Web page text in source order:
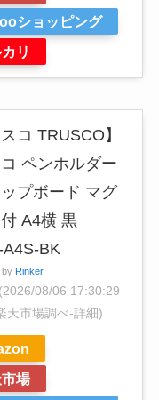
ショッピング
リ
スコ TRUSCO】
コ ペンホルダー
プボード マグ
A4横 黒
BK
by Rinker
(2026/08/06 17:30:29
天市場調べ-詳細)
場